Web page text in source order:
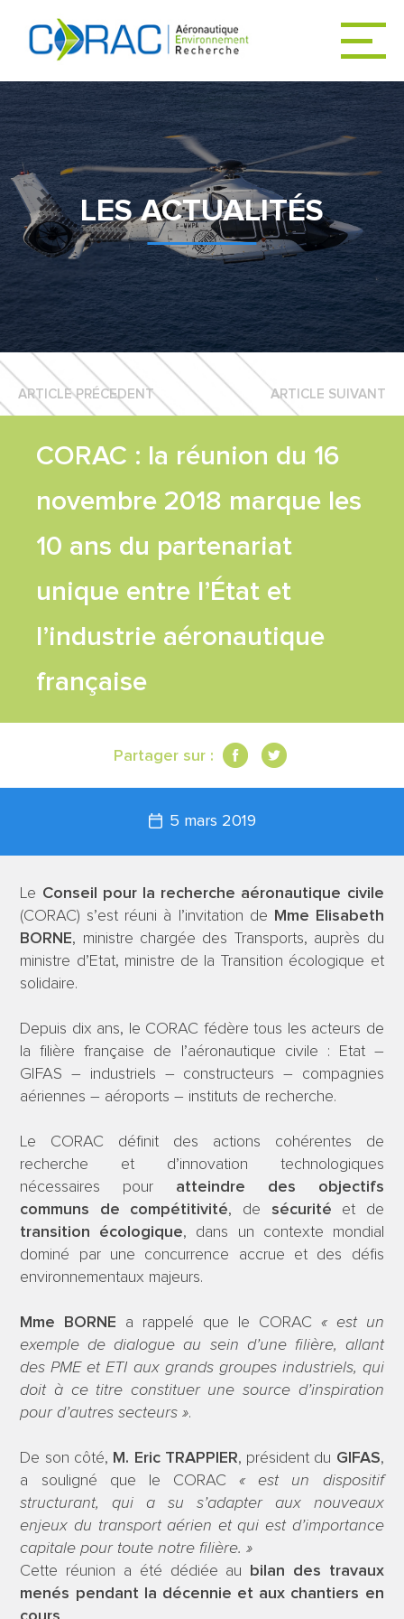
ACCUEIL
ACTUALITÉS
LE CORAC
DÉCARBONER
L’AVIATION
FEUILLE DE
TRAVAUX
SCIENTIFIQUES
CONTACT
LES ACTUALITÉS
ARTICLE PRÉCEDENT ARTICLE SUIVANT
CORAC : la réunion du 16
novembre 2018 marque les
10 ans du partenariat
unique entre l’État et
l’industrie aéronautique
française
Partager sur :
5 mars 2019
Le Conseil pour la recherche aéronautique civile
(CORAC) s’est réuni à l’invitation de
Mme Elisabeth
BORNE, ministre chargée des Transports, auprès du
ministre d’Etat, ministre de la Transition écologique et
solidaire.
Depuis dix ans, le CORAC fédère tous les acteurs de
la filière française de l’aéronautique civile : Etat –
GIFAS – industriels – constructeurs – compagnies
aériennes – aéroports – instituts de recherche.
Le CORAC définit des actions cohérentes de
recherche et d’innovation technologiques
nécessaires pour atteindre des
objectifs
communs de compétitivité, de sécurité et de
transition écologique, dans un contexte mondial
dominé par une concurrence accrue et des défis
environnementaux majeurs.
Mme BORNE a rappelé que le CORAC « est un
exemple de dialogue au sein d’une filière, allant
des PME et ETI aux grands groupes industriels, qui
doit à ce titre constituer une source d’inspiration
pour d’autres secteurs ».
De son côté, M. Eric TRAPPIER, président du GIFAS,
a souligné que le CORAC« est un dispositif
structurant, qui a su s’adapter aux nouveaux
enjeux du transport aérien et qui est d’importance
capitale pour toute notre filière. »
Cette réunion a été dédiée au
bilan des travaux
menés pendant la décennie et aux chantiers en